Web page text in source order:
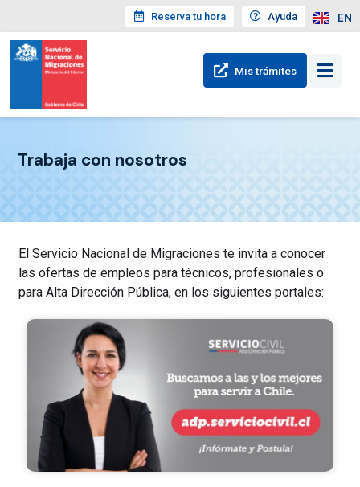
Reserva tu hora Ayuda EN
Mis trámites
Trabaja con nosotros
El Servicio Nacional de Migraciones te invita a conocer
las ofertas de empleos para técnicos, profesionales o
para Alta Dirección Pública, en los siguientes portales: